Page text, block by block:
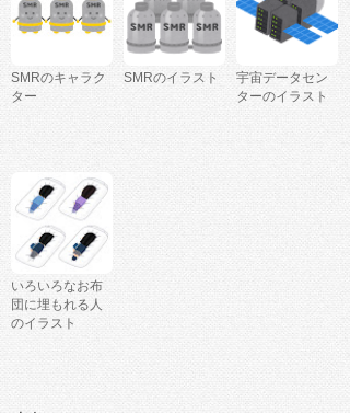
SMRのキャラク
ター
SMRのイラスト
宇宙データセン
ターのイラスト
いろいろなお布
団に埋もれる人
のイラスト